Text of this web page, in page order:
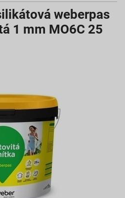
weberpas
1 mm MO6C 25